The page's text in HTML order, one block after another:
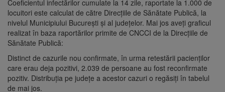
Coeficientul infectărilor cumulate la 14 zile, raportate la 1.000 de
locuitori este calculat de către Direcțiile de Sănătate Publică, la
nivelul Municipiului București și al județelor. Mai jos aveți graficul
realizat în baza raportărilor primite de CNCCI de la Direcțiile de
Sănătate Publică:
Distinct de cazurile nou confirmate, în urma retestării pacienților
care erau deja pozitivi, 2.039 de persoane au fost reconfirmate
pozitiv. Distribuția pe județe a acestor cazuri o regăsiți în tabelul
de mai jos.